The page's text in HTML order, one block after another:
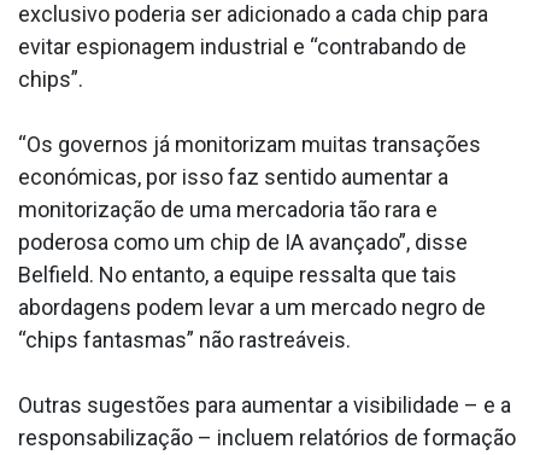
exclusivo poderia ser adicionado a cada chip para
evitar espionagem industrial e “contrabando de
chips”.
“Os governos já monitorizam muitas transações
económicas, por isso faz sentido aumentar a
monitorização de uma mercadoria tão rara e
poderosa como um chip de IA avançado”, disse
Belfield. No entanto, a equipe ressalta que tais
abordagens podem levar a um mercado negro de
“chips fantasmas” não rastreáveis.
Outras sugestões para aumentar a visibilidade – e a
responsabilização – incluem relatórios de formação